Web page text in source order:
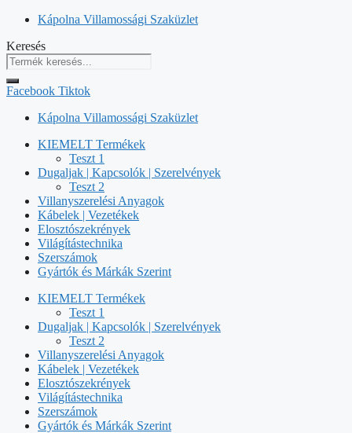
Kilépés
tartalomba
Kápolna Villamossági Szaküzlet
Keresés
Facebook Tiktok
Kápolna Villamossági Szaküzlet
KIEMELT Termékek
Teszt 1
Dugaljak | Kapcsolók | Szerelvények
Teszt 2
Villanyszerelési Anyagok
Kábelek | Vezetékek
Elosztószekrények
Világítástechnika
Szerszámok
Gyártók és Márkák Szerint
KIEMELT Termékek
Teszt 1
Dugaljak | Kapcsolók | Szerelvények
Teszt 2
Villanyszerelési Anyagok
Kábelek | Vezetékek
Elosztószekrények
Világítástechnika
Szerszámok
Gyártók és Márkák Szerint